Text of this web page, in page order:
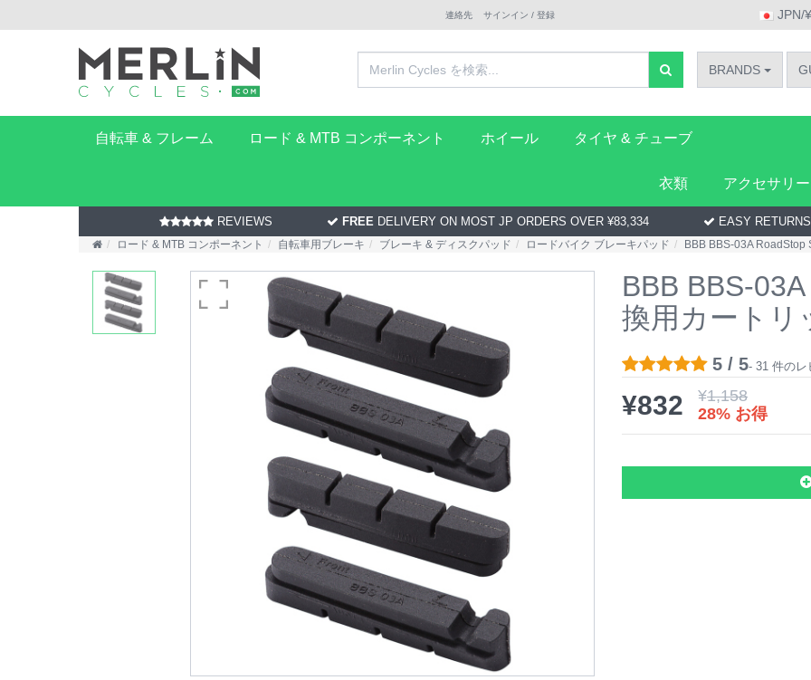
連絡先 サインイン / 登録 JPN/
BRANDS
自転車 & フレーム ロード & MTB コンポーネント ホイール タイヤ & チューブ
衣類 アクセサリー
REVIEWS FREE DELIVERY ON MOST JP ORDERS OVER ¥83,334 EASY RETURNS
ロード & MTB コンポーネント 自転車用ブレーキ ブレーキ & ディスクパッド ロードバイク ブレーキパッド BBB BBS-03A RoadStop
BBB BBS-
換用カートリ
5 / 5- 31 件のレ
¥832 ¥1,158
28% お得